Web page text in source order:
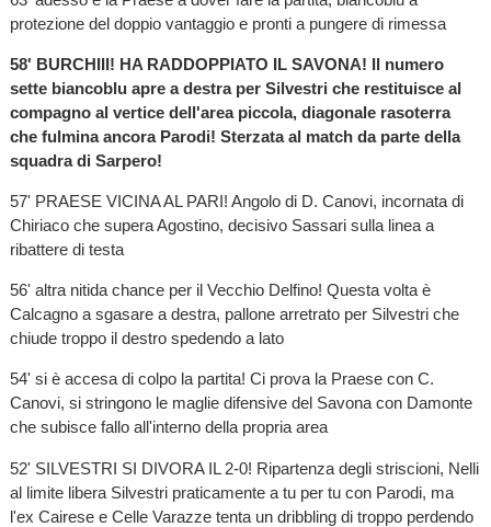
protezione del doppio vantaggio e pronti a pungere di rimessa
58' BURCHIII! HA RADDOPPIATO IL SAVONA! Il numero
sette biancoblu apre a destra per Silvestri che restituisce al
compagno al vertice dell'area piccola, diagonale rasoterra
che fulmina ancora Parodi! Sterzata al match da parte della
squadra di Sarpero!
57' PRAESE VICINA AL PARI! Angolo di D. Canovi, incornata di
Chiriaco che supera Agostino, decisivo Sassari sulla linea a
ribattere di testa
56' altra nitida chance per il Vecchio Delfino! Questa volta è
Calcagno a sgasare a destra, pallone arretrato per Silvestri che
chiude troppo il destro spedendo a lato
54' si è accesa di colpo la partita! Ci prova la Praese con C.
Canovi, si stringono le maglie difensive del Savona con Damonte
che subisce fallo all'interno della propria area
52' SILVESTRI SI DIVORA IL 2-0! Ripartenza degli striscioni, Nelli
al limite libera Silvestri praticamente a tu per tu con Parodi, ma
l'ex Cairese e Celle Varazze tenta un dribbling di troppo perdendo